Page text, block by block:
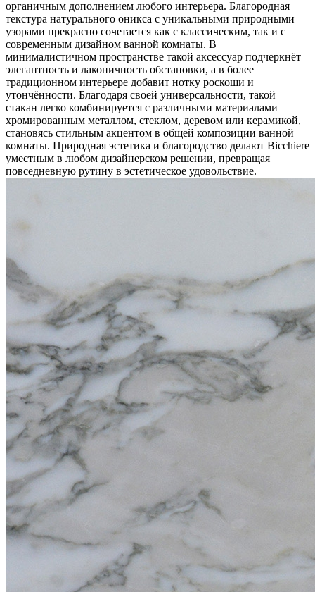
органичным дополнением любого интерьера. Благородная
текстура натурального оникса с уникальными природными
узорами прекрасно сочетается как с классическим, так и с
современным дизайном ванной комнаты. В
минималистичном пространстве такой аксессуар подчеркнёт
элегантность и лаконичность обстановки, а в более
традиционном интерьере добавит нотку роскоши и
утончённости. Благодаря своей универсальности, такой
стакан легко комбинируется с различными материалами —
хромированным металлом, стеклом, деревом или керамикой,
становясь стильным акцентом в общей композиции ванной
комнаты. Природная эстетика и благородство делают Bicchiere
уместным в любом дизайнерском решении, превращая
повседневную рутину в эстетическое удовольствие.